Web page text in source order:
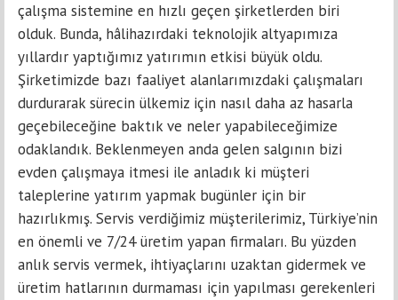
çalışma sistemine en hızlı geçen şirketlerden biri
olduk. Bunda, hâlihazırdaki teknolojik altyapımıza
yıllardır yaptığımız yatırımın etkisi büyük oldu.
Şirketimizde bazı faaliyet alanlarımızdaki çalışmaları
durdurarak sürecin ülkemiz için nasıl daha az hasarla
geçebileceğine baktık ve neler yapabileceğimize
odaklandık. Beklenmeyen anda gelen salgının bizi
evden çalışmaya itmesi ile anladık ki müşteri
taleplerine yatırım yapmak bugünler için bir
hazırlıkmış. Servis verdiğimiz müşterilerimiz, Türkiye’nin
en önemli ve 7/24 üretim yapan firmaları. Bu yüzden
anlık servis vermek, ihtiyaçlarını uzaktan gidermek ve
üretim hatlarının durmaması için yapılması gerekenleri